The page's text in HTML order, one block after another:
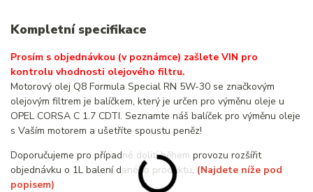
Kompletní specifikace
Prosím s objednávkou (v poznámce) zašlete VIN pro
kontrolu vhodnosti olejového filtru.
Motorový olej Q8 Formula Special RN 5W-30 se značkovým
olejovým filtrem je balíčkem, který je určen pro výměnu oleje u
OPEL CORSA C 1.7 CDTI. Seznamte náš balíček pro výměnu oleje
s Vaším motorem a ušetříte spoustu peněz!
Doporučujeme pro případné dolití během provozu rozšířit
objednávku o 1L balení daného produktu. (Najdete níže pod
popisem)